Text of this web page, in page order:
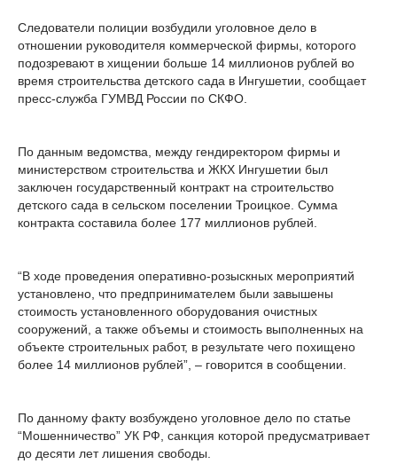
Следователи полиции возбудили уголовное дело в
отношении руководителя коммерческой фирмы, которого
подозревают в хищении больше 14 миллионов рублей во
время строительства детского сада в Ингушетии, сообщает
пресс-служба ГУМВД России по СКФО.
По данным ведомства, между гендиректором фирмы и
министерством строительства и ЖКХ Ингушетии был
заключен государственный контракт на строительство
детского сада в сельском поселении Троицкое. Сумма
контракта составила более 177 миллионов рублей.
“В ходе проведения оперативно-розыскных мероприятий
установлено, что предпринимателем были завышены
стоимость установленного оборудования очистных
сооружений, а также объемы и стоимость выполненных на
объекте строительных работ, в результате чего похищено
более 14 миллионов рублей”, – говорится в сообщении.
По данному факту возбуждено уголовное дело по статье
“Мошенничество” УК РФ, санкция которой предусматривает
до десяти лет лишения свободы.